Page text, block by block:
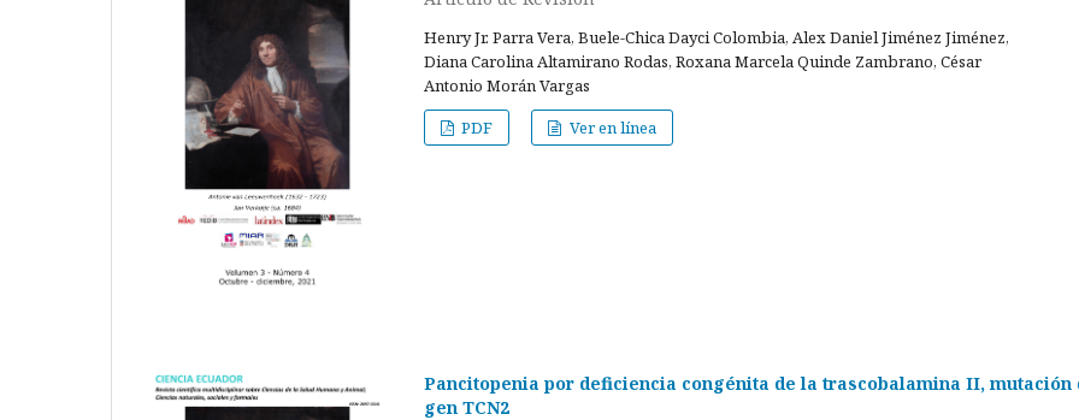
Henry Jr. Parra Vera, Buele-Chica Dayci Colombia, Alex Daniel Jiménez Jiménez,
Diana Carolina Altamirano Rodas, Roxana Marcela Quinde Zambrano, César
Antonio Morán Vargas
PDF
Ver en línea
Pancitopenia por deficiencia congénita de la trascobalamina II, mutación
gen TCN2